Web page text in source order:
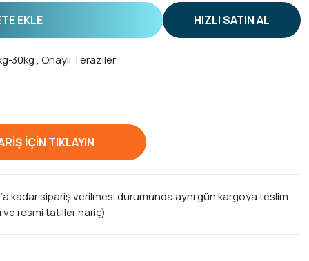
EKLE HIZLI SATIN AL
30kg, Onaylı Teraziler
İÇİN TIKLAYIN
kadar sipariş verilmesi durumunda aynı gün kargoya teslim
resmi tatiller hariç)